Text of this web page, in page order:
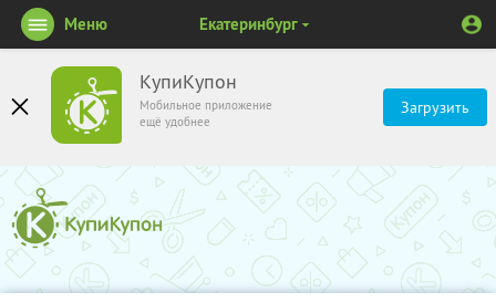
КупиКупон
Мобильное приложение
ещё удобнее
Загрузить
Меню Екатеринбург